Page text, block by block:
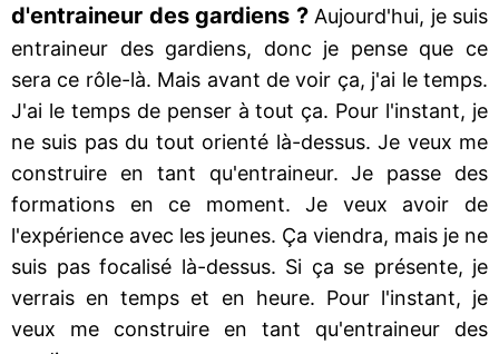
d'entraineur des gardiens ?Aujourd'hui, je suis
entraineur des gardiens, donc je pense que ce
sera ce rôle-là. Mais avant de voir ça, j'ai le temps.
J'ai le temps de penser à tout ça. Pour l'instant, je
ne suis pas du tout orienté là-dessus. Je veux me
construire en tant qu'entraineur. Je passe des
formations en ce moment. Je veux avoir de
l'expérience avec les jeunes. Ça viendra, mais je ne
suis pas focalisé là-dessus. Si ça se présente, je
verrais en temps et en heure. Pour l'instant, je
veux me construire en tant qu'entraineur des